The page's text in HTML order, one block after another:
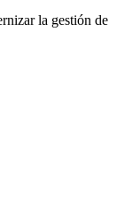
la gestión de